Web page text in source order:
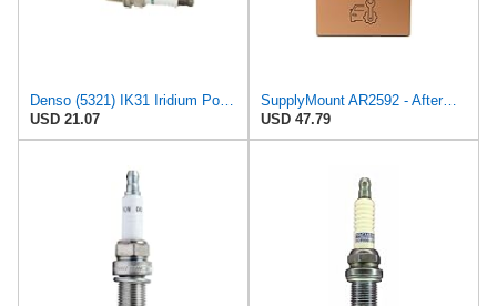
Denso (5321) IK31 Iridium Power Spark Plug, (Pack of 1)
USD 21.07
SupplyMount AR2592 - Aftermarket Replacement Racing Plugs 4/Box Compatible with AUTOLITE
USD 47.79